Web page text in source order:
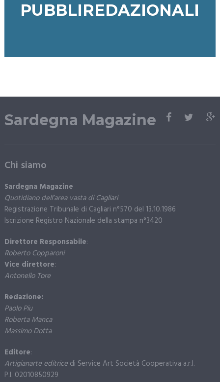
PUBBLIREDAZIONALI
Sardegna Magazine
Chi siamo
Sardegna Magazine
Quotidiano dell’area vasta di Cagliari
Registrazione Tribunale di Cagliari n°570 del 13.10.1986
Iscrizione Registro Nazionale della stampa n°3420
Direttore Responsabile:
Roberto Copparoni
Vice direttore:
Antonello Tore
Redazione:
Paolo Piu
Roberta Manca
Massimo Dotta
Editore:
Artigianarte editricedi Service Art Società Cooperativa a.r.l.
P.I. 02010850929